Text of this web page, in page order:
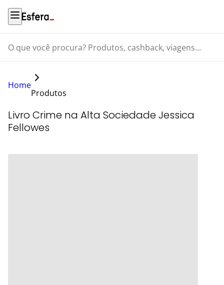
O que você procura? Produtos, cashback, viagens...
Home
Produtos
Livro Crime na Alta Sociedade Jessica
Fellowes